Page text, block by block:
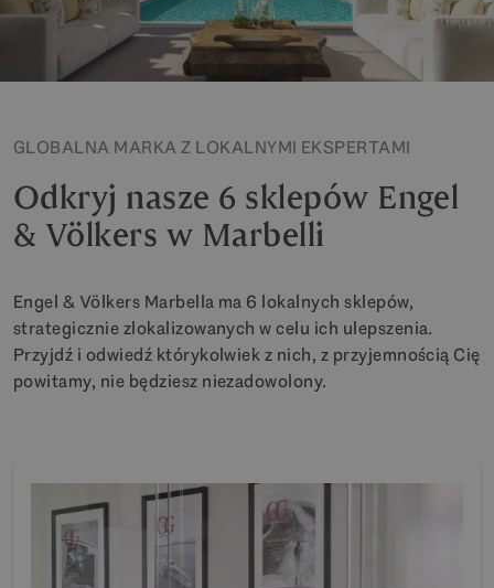
GLOBALNA MARKA Z LOKALNYMI EKSPERTAMI
Odkryj nasze 6 sklepów Engel
& Völkers w Marbelli
Engel & Völkers Marbella ma 6 lokalnych sklepów,
strategicznie zlokalizowanych w celu ich ulepszenia.
Przyjdź i odwiedź którykolwiek z nich, z przyjemnością Cię
powitamy, nie będziesz niezadowolony.